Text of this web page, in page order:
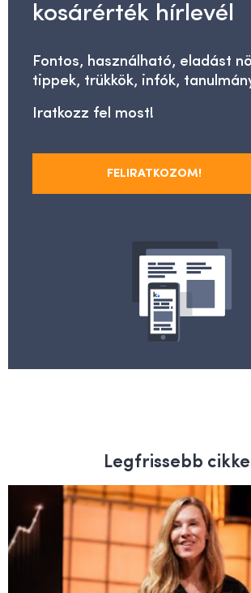
kosárérték hírlevél
Fontos, használható, eladást
tippek, trükkök, infók,
Iratkozz fel most!
FELIRATKOZOM!
Legfrissebb